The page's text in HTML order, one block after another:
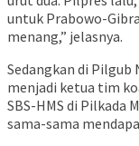
untuk Prabowo-
menang,” jelasnya.
Sedangkan di Pilgub
menjadi ketua tim
SBS-HMS di Pilkada
sama-sama